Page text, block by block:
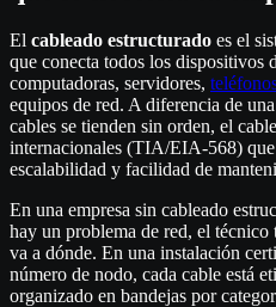
El cableado estructurado es el
que conecta todos los dispositivos
computadoras, servidores,
equipos de red. A diferencia de
cables se tienden sin orden, el
internacionales (TIA/EIA-568)
escalabilidad y facilidad de
En una empresa sin cableado
hay un problema de red, el técnico
va a dónde. En una instalación
número de nodo, cada cable está
organizado en bandejas por